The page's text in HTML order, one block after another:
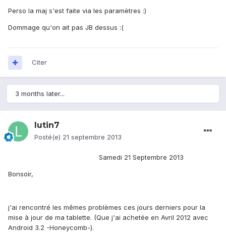
Perso la maj s'est faite via les paramètres :)
Dommage qu'on ait pas JB dessus :(
Citer
3 months later...
lutin7
Posté(e) 21 septembre 2013
Samedi 21 Septembre 2013
Bonsoir,
j'ai rencontré les mêmes problèmes ces jours derniers pour la
mise à jour de ma tablette. (Que j'ai achetée en Avril 2012 avec
Android 3.2 -Honeycomb-).